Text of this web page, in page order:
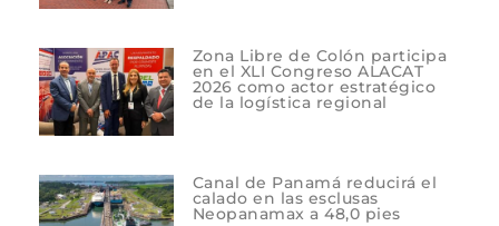
Zona Libre de Colón participa
en el XLI Congreso ALACAT
2026 como actor estratégico
de la logística regional
Canal de Panamá reducirá el
calado en las esclusas
Neopanamax a 48,0 pies